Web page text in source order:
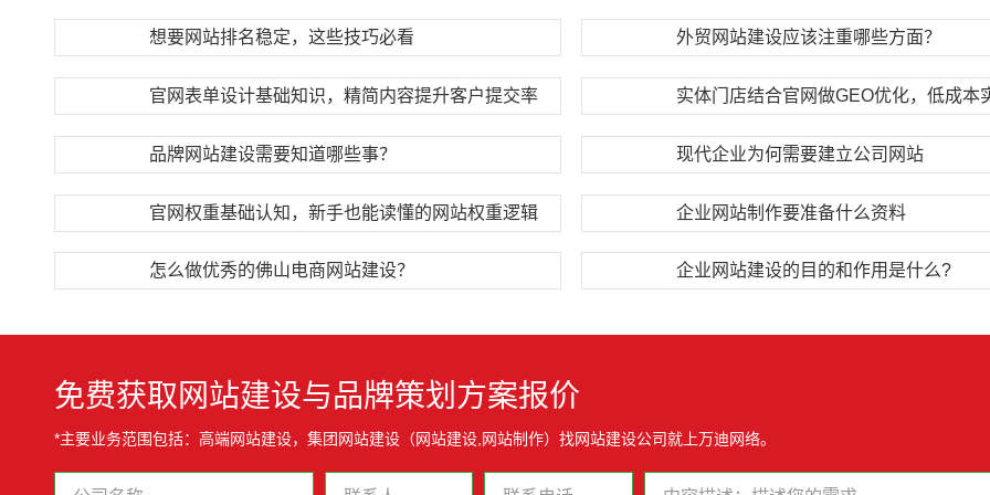
想要网站排名稳定，这些技巧必看 外贸网站建设应该注重哪些方面？
官网表单设计基础知识，精简内容提升客户提交率
品牌网站建设需要知道哪些事？ 现代企业为何需要建立公司网站
官网权重基础认知，新手也能读懂的网站权重逻辑 企业网站制作要准备什么资料
怎么做优秀的佛山电商网站建设？ 企业网站建设的目的和作用是什么?
免费获取网站建设与品牌策划方案报价
*主要业务范围包括：高端网站建设，集团网站建设（网站建设,网站制作）找网站建设公司就上万迪网络。